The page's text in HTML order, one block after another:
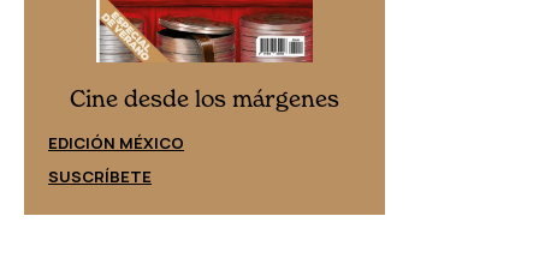
Cine desde los márgenes
EDICIÓN MÉXICO
SUSCRÍBETE